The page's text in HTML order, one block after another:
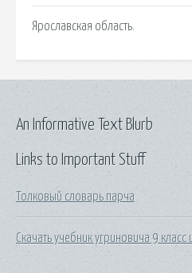
Ярославская область.
Links to Important Stuff
Толковый словарь парча
Скачать учебник угриновича 9
An Informative Text Blurb